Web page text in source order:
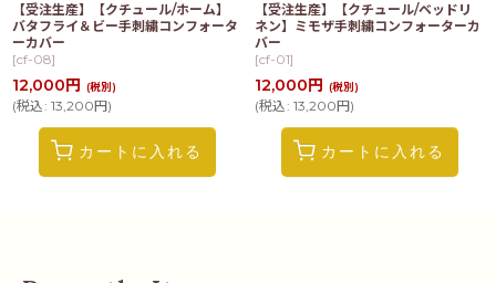
【受注生産】【クチュール/ホーム】
バタフライ＆ビー手刺繍コンフォータ
ーカバー
[cf-08]
12,000円 (税別)
(税込: 13,200円)
カートに入れる
【受注生産】【クチュール/ベッドリ
ネン】ミモザ手刺繍コンフォーターカ
バー
[cf-01]
12,000円 (税別)
(税込: 13,200円)
カートに入れる